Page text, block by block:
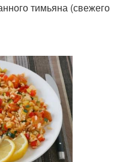
тимьяна (свежего